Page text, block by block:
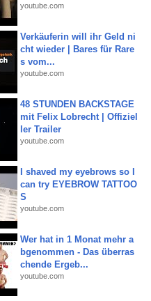
youtube.com
Verkäuferin will ihr Geld ni
cht wieder | Bares für Rare
s vom...
youtube.com
48 STUNDEN BACKSTAGE
mit Felix Lobrecht | Offiziel
ler Trailer
youtube.com
I shaved my eyebrows so I
can try EYEBROW TATTOO
S
youtube.com
Wer hat in 1 Monat mehr a
bgenommen - Das überras
chende Ergeb...
youtube.com